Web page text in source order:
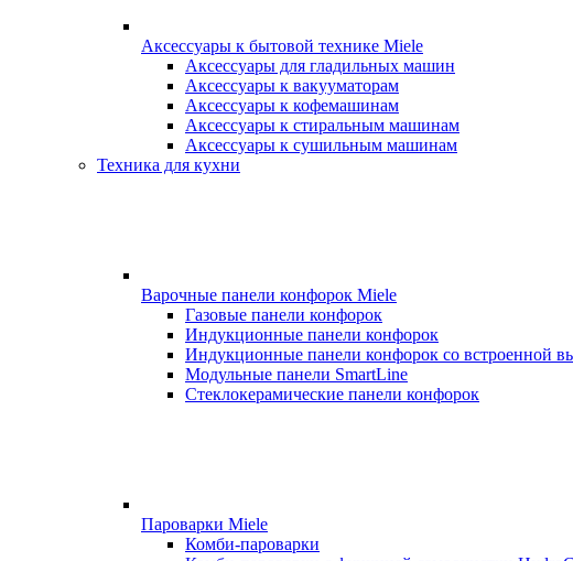
Аксессуары к бытовой технике Miele
Аксессуары для гладильных машин
Аксессуары к вакууматорам
Аксессуары к кофемашинам
Аксессуары к стиральным машинам
Аксессуары к сушильным машинам
Техника для кухни
Варочные панели конфорок Miele
Газовые панели конфорок
Индукционные панели конфорок
Индукционные панели конфорок со встроенной
Модульные панели SmartLine
Стеклокерамические панели конфорок
Пароварки Miele
Комби-пароварки